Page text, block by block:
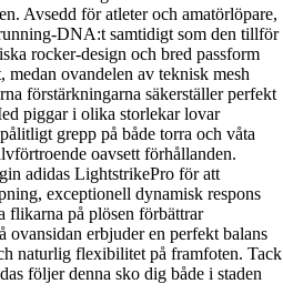
Avsedd för atleter och amatörlöpare,
DNA:t samtidigt som den tillför
rocker-design och bred passform
ovandelen av teknisk mesh
förstärkningarna säkerställer perfekt
piggar i olika storlekar lovar
grepp på både torra och våta
oavsett förhållanden.
adidas LightstrikePro för att
exceptionell dynamisk respons
flikarna på plösen förbättrar
ovansidan erbjuder en perfekt balans
naturlig flexibilitet på framfoten. Tack
följer denna sko dig både i staden